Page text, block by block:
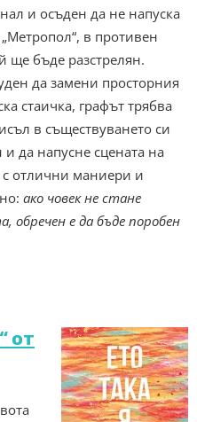
и осъден да не напуска
в противен
ще бъде разстрелян.
да замени просторния
стаичка, графът трябва
в съществуването си
да напусне сцената на
отлични маниери и
ако човек не стане
обречен е да бъде поробен
от